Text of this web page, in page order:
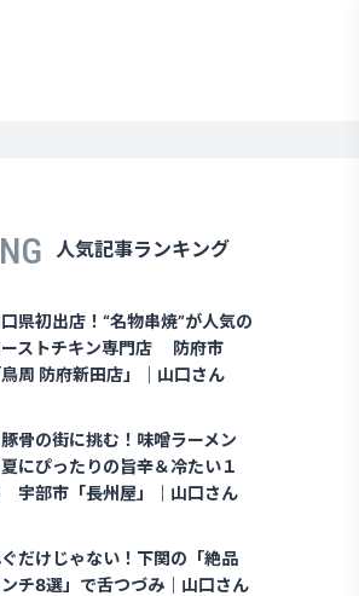
人気記事ランキング
県初出店！“名物串焼”が人気の
ーストチキン専門店 防府市
鳥周 防府新田店」｜山口さん
豚骨の街に挑む！味噌ラーメン
にぴったりの旨辛＆冷たい１
宇部市「長州屋」｜山口さん
だけじゃない！下関の「絶品
チ8選」で舌つづみ｜山口さん